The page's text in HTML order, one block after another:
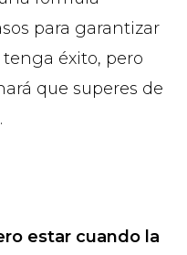
para garantizar
éxito, pero
que superes de
estar cuando la